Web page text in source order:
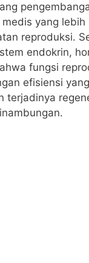
yang lebih
reproduksi.
endokrin,
fungsi
efisiensi
terjadinya